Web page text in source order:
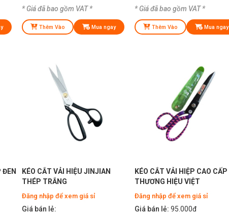
* Giá đã bao gồm VAT *
Thêm Vào Mua ngay
* Giá đã bao gồm VAT *
Thêm Vào Mua ngay
ĐEN
KÉO CẮT VẢI HIỆU JINJIAN
THÉP TRẮNG
Đăng nhập để xem giá sỉ
Giá bán lẻ:
KÉO CẮT VẢI HIỆP CAO CẤP
THƯƠNG HIỆU VIỆT
Đăng nhập để xem giá sỉ
Giá bán lẻ: 95.000đ